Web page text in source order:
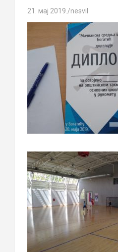
21. мај 2019. nesvil